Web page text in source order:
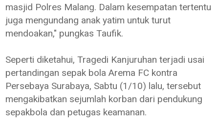
masjid Polres Malang. Dalam kesempatan tertentu
juga mengundang anak yatim untuk turut
mendoakan," pungkas Taufik.
Seperti diketahui, Tragedi Kanjuruhan terjadi usai
pertandingan sepak bola Arema FC kontra
Persebaya Surabaya, Sabtu (1/10) lalu, tersebut
mengakibatkan sejumlah korban dari pendukung
sepakbola dan petugas keamanan.